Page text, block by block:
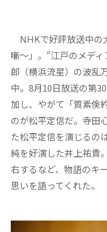
NHKで好評放送中の
噺～」。“江戸のメデ
郎（横浜流星）の波乱
中。8月10日放送の第
加し、やがて「質素倹
のが松平定信だ。寺田
た松平定信を演じるの
純を好演した井上祐貴
右するなど、物語のキ
思いを語ってくれた。